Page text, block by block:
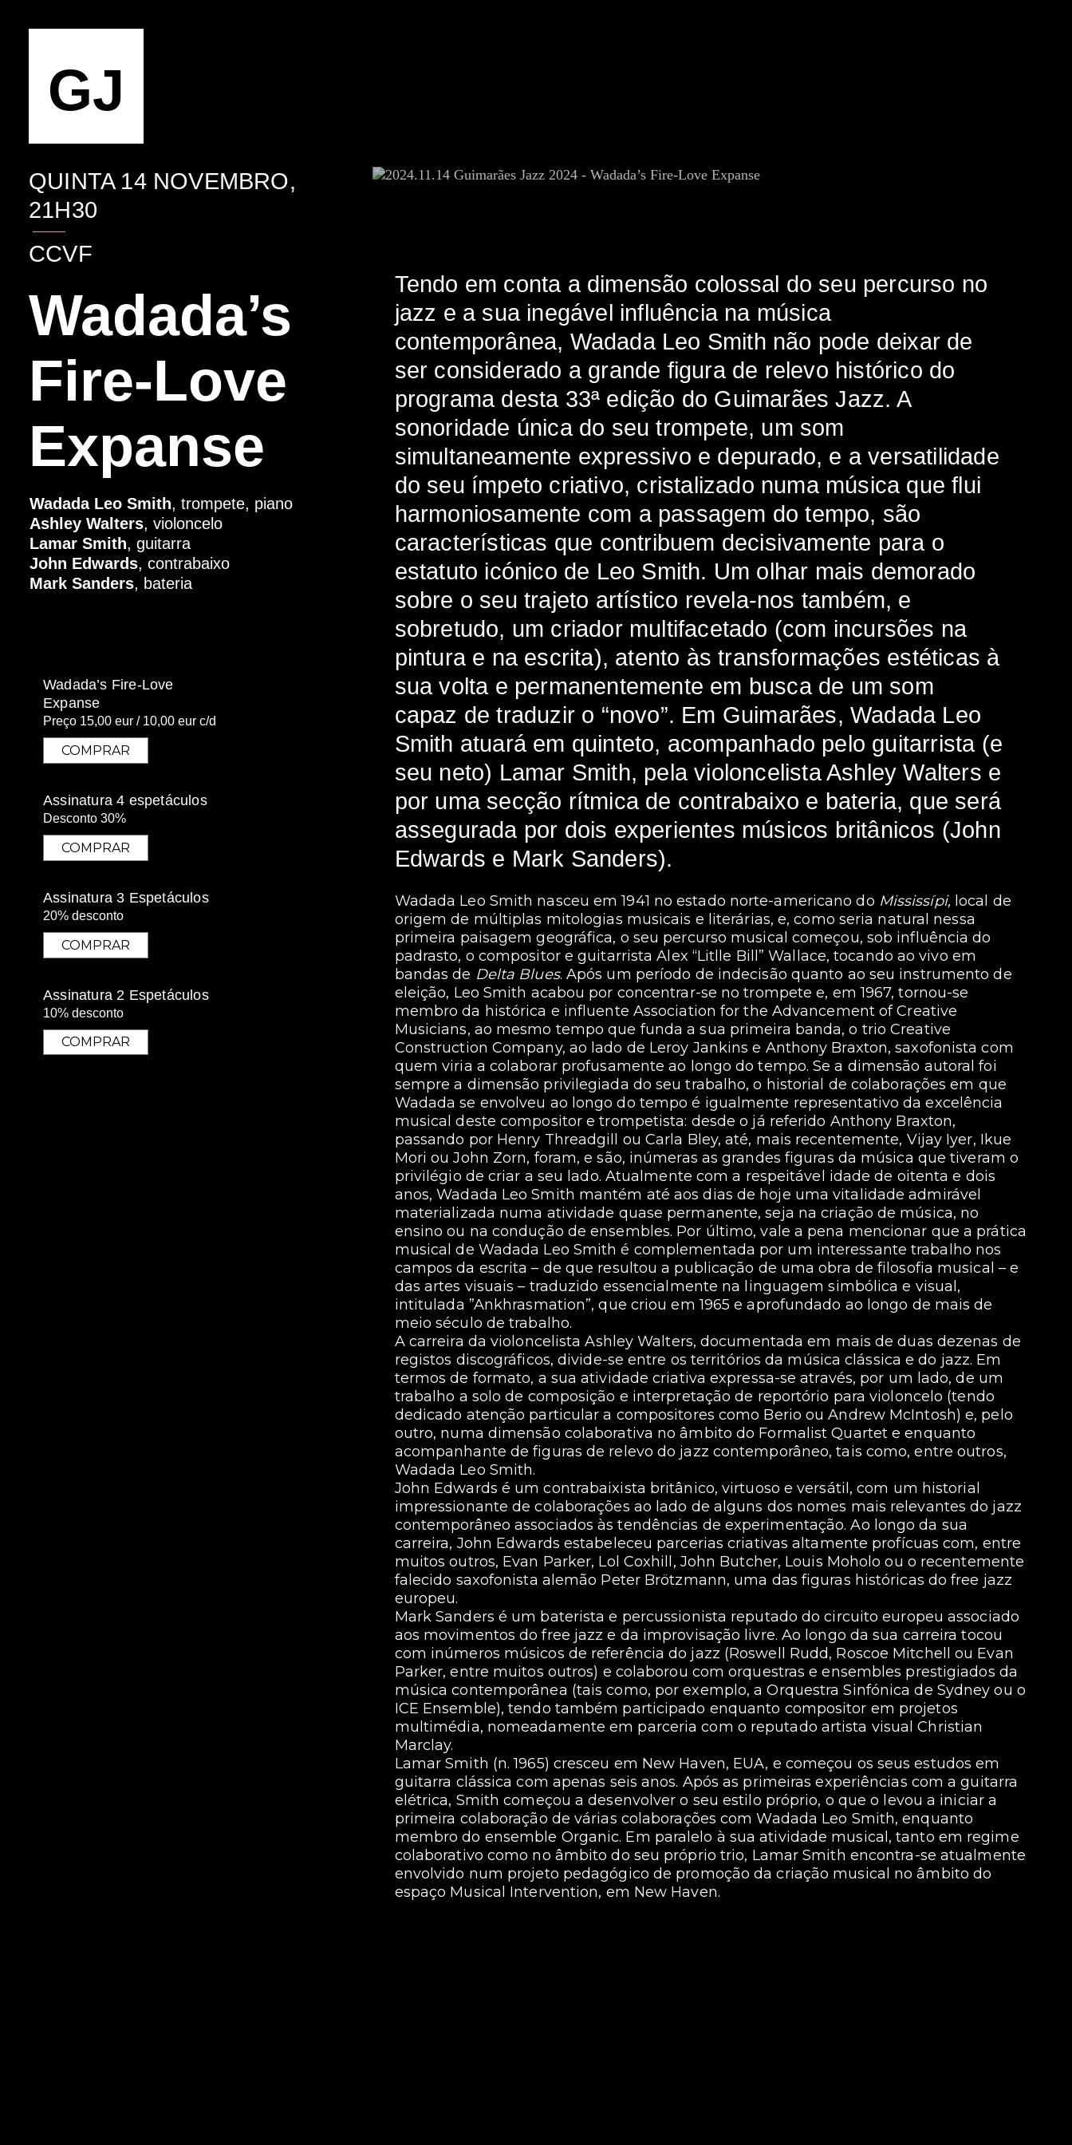
GJ
QUINTA 14 NOVEMBRO,
21H30
CCVF
Wadada’s
Fire-Love
Expanse
Wadada Leo Smith, trompete, piano
Ashley Walters, violoncelo
Lamar Smith, guitarra
John Edwards, contrabaixo
Mark Sanders, bateria
Wadada’s Fire-Love
Expanse
Preço 15,00 eur / 10,00 eur c/d
COMPRAR
COMPRAR
Assinatura 4 espetáculos
Desconto 30%
COMPRAR
COMPRAR
Assinatura 3 Espetáculos
20% desconto
COMPRAR
COMPRAR
Assinatura 2 Espetáculos
10% desconto
COMPRAR
COMPRAR
Tendo em conta a dimensão colossal do seu percurso no
jazz e a sua inegável influência na música
contemporânea, Wadada Leo Smith não pode deixar de
ser considerado a grande figura de relevo histórico do
programa desta 33ª edição do Guimarães Jazz. A
sonoridade única do seu trompete, um som
simultaneamente expressivo e depurado, e a versatilidade
do seu ímpeto criativo, cristalizado numa música que flui
harmoniosamente com a passagem do tempo, são
características que contribuem decisivamente para o
estatuto icónico de Leo Smith. Um olhar mais demorado
sobre o seu trajeto artístico revela-nos também, e
sobretudo, um criador multifacetado (com incursões na
pintura e na escrita), atento às transformações estéticas à
sua volta e permanentemente em busca de um som
capaz de traduzir o “novo”. Em Guimarães, Wadada Leo
Smith atuará em quinteto, acompanhado pelo guitarrista (e
seu neto) Lamar Smith, pela violoncelista Ashley Walters e
por uma secção rítmica de contrabaixo e bateria, que será
assegurada por dois experientes músicos britânicos (John
Edwards e Mark Sanders).
Wadada Leo Smith nasceu em 1941 no estado norte-americano do Mississípi, local de
origem de múltiplas mitologias musicais e literárias, e, como seria natural nessa
primeira paisagem geográfica, o seu percurso musical começou, sob influência do
padrasto, o compositor e guitarrista Alex “Litlle Bill” Wallace, tocando ao vivo em
bandas de Delta Blues. Após um período de indecisão quanto ao seu instrumento de
eleição, Leo Smith acabou por concentrar-se no trompete e, em 1967, tornou-se
membro da histórica e influente Association for the Advancement of Creative
Musicians, ao mesmo tempo que funda a sua primeira banda, o trio Creative
Construction Company, ao lado de Leroy Jankins e Anthony Braxton, saxofonista com
quem viria a colaborar profusamente ao longo do tempo. Se a dimensão autoral foi
sempre a dimensão privilegiada do seu trabalho, o historial de colaborações em que
Wadada se envolveu ao longo do tempo é igualmente representativo da excelência
musical deste compositor e trompetista: desde o já referido Anthony Braxton,
passando por Henry Threadgill ou Carla Bley, até, mais recentemente, Vijay Iyer, Ikue
Mori ou John Zorn, foram, e são, inúmeras as grandes figuras da música que tiveram o
privilégio de criar a seu lado. Atualmente com a respeitável idade de oitenta e dois
anos, Wadada Leo Smith mantém até aos dias de hoje uma vitalidade admirável
materializada numa atividade quase permanente, seja na criação de música, no
ensino ou na condução de ensembles. Por último, vale a pena mencionar que a prática
musical de Wadada Leo Smith é complementada por um interessante trabalho nos
campos da escrita – de que resultou a publicação de uma obra de filosofia musical – e
das artes visuais – traduzido essencialmente na linguagem simbólica e visual,
intitulada ”Ankhrasmation”, que criou em 1965 e aprofundado ao longo de mais de
meio século de trabalho.
A carreira da violoncelista Ashley Walters, documentada em mais de duas dezenas de
registos discográficos, divide-se entre os territórios da música clássica e do jazz. Em
termos de formato, a sua atividade criativa expressa-se através, por um lado, de um
trabalho a solo de composição e interpretação de reportório para violoncelo (tendo
dedicado atenção particular a compositores como Berio ou Andrew McIntosh) e, pelo
outro, numa dimensão colaborativa no âmbito do Formalist Quartet e enquanto
acompanhante de figuras de relevo do jazz contemporâneo, tais como, entre outros,
Wadada Leo Smith.
John Edwards é um contrabaixista britânico, virtuoso e versátil, com um historial
impressionante de colaborações ao lado de alguns dos nomes mais relevantes do jazz
contemporâneo associados às tendências de experimentação. Ao longo da sua
carreira, John Edwards estabeleceu parcerias criativas altamente profícuas com, entre
muitos outros, Evan Parker, Lol Coxhill, John Butcher, Louis Moholo ou o recentemente
falecido saxofonista alemão Peter Brötzmann, uma das figuras históricas do free jazz
europeu.
Mark Sanders é um baterista e percussionista reputado do circuito europeu associado
aos movimentos do free jazz e da improvisação livre. Ao longo da sua carreira tocou
com inúmeros músicos de referência do jazz (Roswell Rudd, Roscoe Mitchell ou Evan
Parker, entre muitos outros) e colaborou com orquestras e ensembles prestigiados da
música contemporânea (tais como, por exemplo, a Orquestra Sinfónica de Sydney ou o
ICE Ensemble), tendo também participado enquanto compositor em projetos
multimédia, nomeadamente em parceria com o reputado artista visual Christian
Marclay.
Lamar Smith (n. 1965) cresceu em New Haven, EUA, e começou os seus estudos em
guitarra clássica com apenas seis anos. Após as primeiras experiências com a guitarra
elétrica, Smith começou a desenvolver o seu estilo próprio, o que o levou a iniciar a
primeira colaboração de várias colaborações com Wadada Leo Smith, enquanto
membro do ensemble Organic. Em paralelo à sua atividade musical, tanto em regime
colaborativo como no âmbito do seu próprio trio, Lamar Smith encontra-se atualmente
envolvido num projeto pedagógico de promoção da criação musical no âmbito do
espaço Musical Intervention, em New Haven.